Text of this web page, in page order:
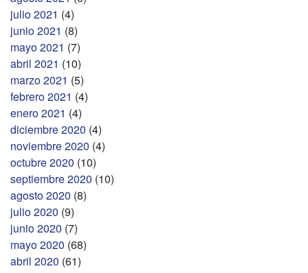
julio 2021 (4)
junio 2021 (8)
mayo 2021 (7)
abril 2021 (10)
marzo 2021 (5)
febrero 2021 (4)
enero 2021 (4)
diciembre 2020 (4)
noviembre 2020 (4)
octubre 2020 (10)
septiembre 2020 (10)
agosto 2020 (8)
julio 2020 (9)
junio 2020 (7)
mayo 2020 (68)
abril 2020 (61)